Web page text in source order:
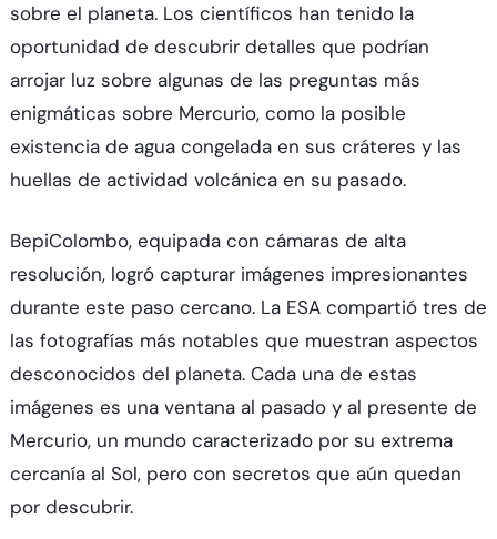
sobre el planeta. Los científicos han tenido la
oportunidad de descubrir detalles que podrían
arrojar luz sobre algunas de las preguntas más
enigmáticas sobre Mercurio, como la posible
existencia de agua congelada en sus cráteres y las
huellas de actividad volcánica en su pasado.
BepiColombo, equipada con cámaras de alta
resolución, logró capturar imágenes impresionantes
durante este paso cercano. La ESA compartió tres de
las fotografías más notables que muestran aspectos
desconocidos del planeta. Cada una de estas
imágenes es una ventana al pasado y al presente de
Mercurio, un mundo caracterizado por su extrema
cercanía al Sol, pero con secretos que aún quedan
por descubrir.